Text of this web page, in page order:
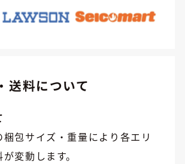
送料について
梱包サイズ・重量により各エリ
変動します。